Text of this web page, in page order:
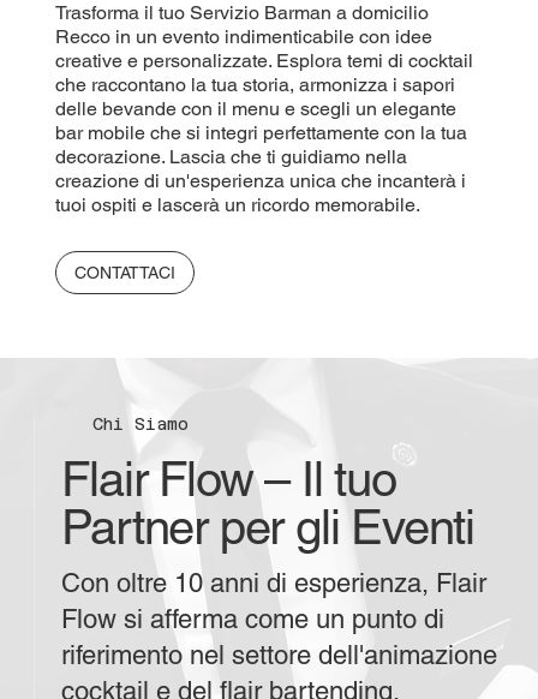
Trasforma il tuo Servizio Barman a domicilio
Recco in un evento indimenticabile con idee
creative e personalizzate. Esplora temi di cocktail
che raccontano la tua storia, armonizza i sapori
delle bevande con il menu e scegli un elegante
bar mobile che si integri perfettamente con la tua
decorazione. Lascia che ti guidiamo nella
creazione di un'esperienza unica che incanterà i
tuoi ospiti e lascerà un ricordo memorabile.
CONTATTACI
Chi Siamo
Flair Flow – Il tuo
Partner per gli Eventi
Con oltre 10 anni di esperienza, Flair
Flow si afferma come un punto di
riferimento nel settore dell'animazione
cocktail e del flair bartending.